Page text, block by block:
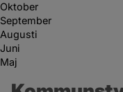
Oktober
September
Augusti
Juni
Maj